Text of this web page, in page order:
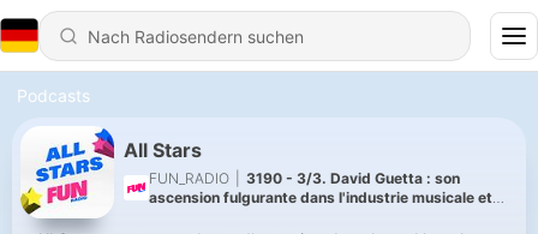
Podcasts
All Stars
FUN_RADIO
3190 - 3/3. David Guetta : son
ascension fulgurante dans l'industrie musicale et